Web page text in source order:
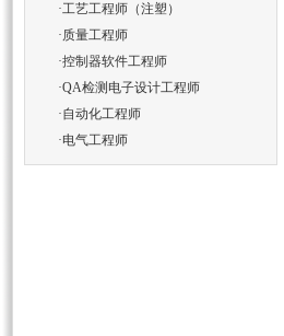
·工艺工程师（注塑）
·质量工程师
·控制器软件工程师
·QA检测电子设计工程师
·自动化工程师
·电气工程师